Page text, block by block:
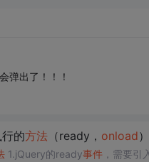
弹出了！！！
的方法（ready， onload）
1.jQuery的ready事件，需要引